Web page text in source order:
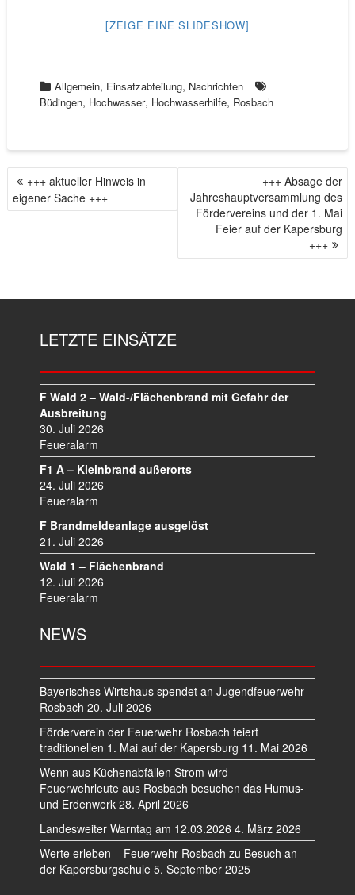
[ZEIGE EINE SLIDESHOW]
Allgemein, Einsatzabteilung, Nachrichten
Büdingen, Hochwasser, Hochwasserhilfe, Rosbach
B
E
G
+++ aktueller Hinweis in
eigener Sache +++
+++ Absage der
Jahreshauptversammlung des
Fördervereins und der 1. Mai
Feier auf der Kapersburg
+++
LETZTE EINSÄTZE
F Wald 2 – Wald-/Flächenbrand mit Gefahr der
Ausbreitung
30. Juli 2026
Feueralarm
F1 A – Kleinbrand außerorts
24. Juli 2026
Feueralarm
F Brandmeldeanlage ausgelöst
21. Juli 2026
Wald 1 – Flächenbrand
12. Juli 2026
Feueralarm
NEWS
Bayerisches Wirtshaus spendet an Jugendfeuerwehr
Rosbach 20. Juli 2026
Förderverein der Feuerwehr Rosbach feiert
traditionellen 1. Mai auf der Kapersburg 11. Mai 2026
Wenn aus Küchenabfällen Strom wird –
Feuerwehrleute aus Rosbach besuchen das Humus-
und Erdenwerk 28. April 2026
Landesweiter Warntag am 12.03.2026 4. März 2026
Werte erleben – Feuerwehr Rosbach zu Besuch an
der Kapersburgschule 5. September 2025